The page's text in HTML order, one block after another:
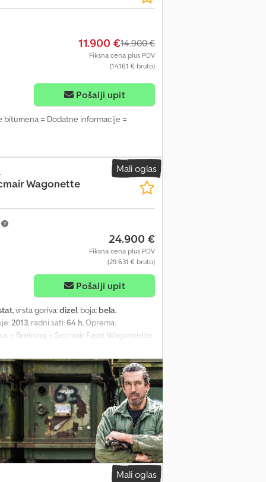
11.900 €14.900 €
Fiksna cena plus PDV
(14.161 € bruto)
Pošalji upit
bitumena = Dodatne informacije =
Mali oglas
Wagonette
24.900 €
Fiksna cena plus PDV
(29.631 € bruto)
Pošalji upit
, vrsta goriva:dizel, boja: bela,
2013, radni sati:64 h, Oprema:
+ Breining + Secmair Fayat Wagannette
+ Hidrostatski pogon + Diferencijal sa
prskalica + Prskajuća šipka: podizanje,
se može podesiti + Rezervoar za
prva ruka Chodpfx Ajzl Etdjiksa Sve
i tipografske greške su moguće,
Mali oglas